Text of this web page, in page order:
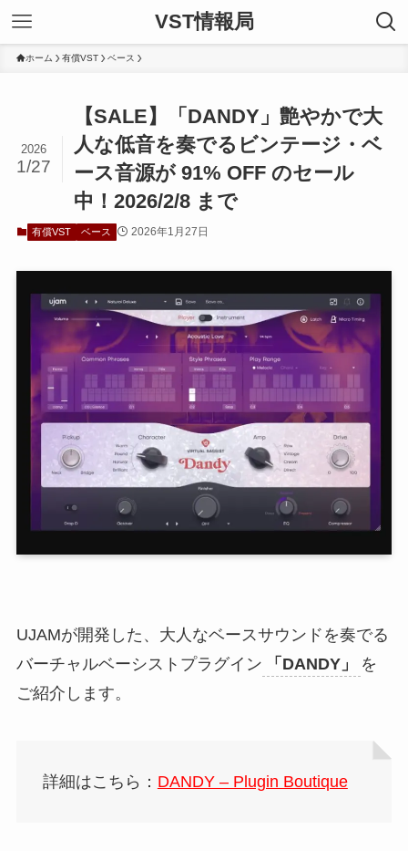
VST情報局
ホーム 有償VST ベース
【SALE】「DANDY」艶やかで大
人な低音を奏でるビンテージ・ベ
ース音源が 91% OFF のセール
中！2026/2/8 まで
2026
1/27
有償VST ベース 2026年1月27日
UJAMが開発した、大人なベースサウンドを奏でる
バーチャルベーシストプラグイン
「DANDY」
を
ご紹介します。
詳細はこちら： DANDY – Plugin Boutique